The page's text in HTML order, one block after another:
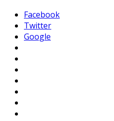
Facebook
Twitter
Google